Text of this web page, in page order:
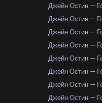
Джейн Остин —
Джейн Остин —
Джейн Остин —
Джейн Остин —
Джейн Остин —
Джейн Остин —
Джейн Остин —
Джейн Остин —